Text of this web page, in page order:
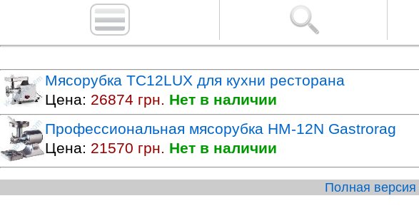
Мясорубка TC12LUX для кухни ресторана
Цена: 26874 грн. Нет в наличии
Профессиональная мясорубка HM-12N Gastrorag
Цена: 21570 грн. Нет в наличии
Полная версия